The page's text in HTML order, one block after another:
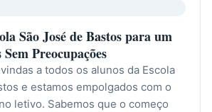
São José de Bastos para um
Preocupações
a todos os alunos da Escola
e estamos empolgados com o
letivo. Sabemos que o começo